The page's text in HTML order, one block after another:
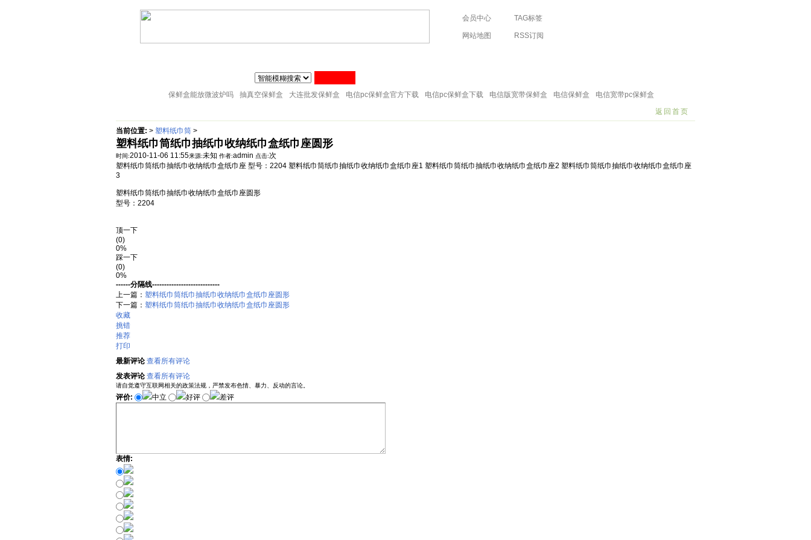
会员中心 TAG标签
网站地图 RSS订阅
塑料整理箱 塑料储物架
保鲜盒能放微波炉吗 抽真空保鲜盒 大连批发保鲜盒 电信pc保鲜盒官方下载 电信pc保鲜盒下载 电信版宽带保鲜盒 电信保鲜盒
电信宽带pc保鲜盒
返回首页
当前位置: > 塑料纸巾筒 >
塑料纸巾筒纸巾抽纸巾收纳纸巾盒纸巾座圆形
时间:2010-11-06 11:55来源:未知 作者:admin 点击:次
塑料纸巾筒纸巾抽纸巾收纳纸巾盒纸巾座 型号：2204 塑料纸巾筒纸巾抽纸巾收纳纸巾盒纸巾座1 塑料纸巾筒纸巾抽纸巾收纳纸巾盒纸巾座2 塑料纸巾筒纸巾抽纸巾收纳纸巾盒纸巾座
3
塑料纸巾筒纸巾抽纸巾收纳纸巾盒纸巾座圆形
型号：2204
顶一下
(0)
0%
踩一下
(0)
0%
------分隔线----------------------------
上一篇： 塑料纸巾筒纸巾抽纸巾收纳纸巾盒纸巾座圆形
下一篇： 塑料纸巾筒纸巾抽纸巾收纳纸巾盒纸巾座圆形
收藏
挑错
推荐
打印
最新评论 查看所有评论
发表评论 查看所有评论
请自觉遵守互联网相关的政策法规，严禁发布色情、暴力、反动的言论。
评价: 中立 好评 差评
表情: